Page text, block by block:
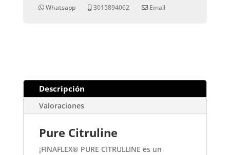
Whatsapp 3015894062 Email
Descripción
Valoraciones
Pure Citruline
¡FINAFLEX® PURE CITRULLINE es un